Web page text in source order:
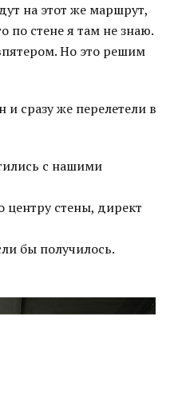
на этот же маршрут,
по стене я там не знаю.
Но это решим
и сразу же перелетели в
с нашими
стены, директ
бы получилось.